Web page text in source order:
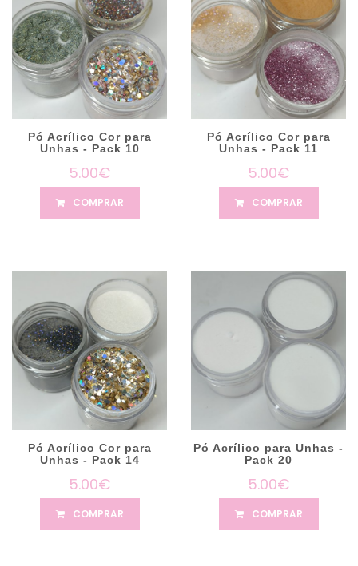
Pó Acrílico Cor para
Unhas - Pack 10
5.00€
COMPRAR
Pó Acrílico Cor para
Unhas - Pack 11
5.00€
COMPRAR
Pó Acrílico Cor para
Unhas - Pack 14
5.00€
COMPRAR
Pó Acrílico para Unhas -
Pack 20
5.00€
COMPRAR